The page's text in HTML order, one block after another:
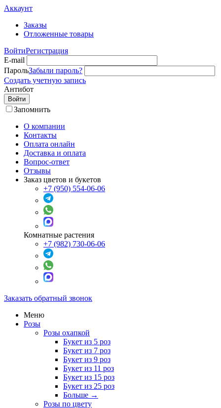
Аккаунт
Заказы
Отложенные товары
ВойтиРегистрация
E-mail
ПарольЗабыли пароль?
Создать учетную запись
Антибот
Войти
Запомнить
О компании
Контакты
Оплата онлайн
Доставка и оплата
Вопрос-ответ
Отзывы
Заказ цветов и букетов
+7 (950) 554-06-06
Комнатные растения
+7 (982) 730-06-06
Заказать обратный звонок
Меню
Розы
Розы охапкой
Букет из 5 роз
Букет из 7 роз
Букет из 9 роз
Букет из 11 роз
Букет из 15 роз
Букет из 25 роз
Больше →
Розы по цвету